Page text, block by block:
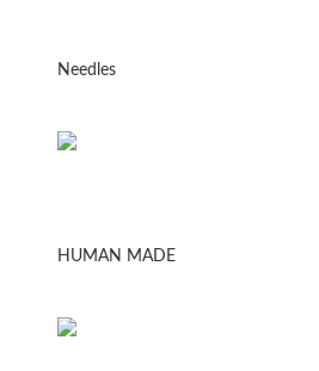
Needles
HUMAN MADE